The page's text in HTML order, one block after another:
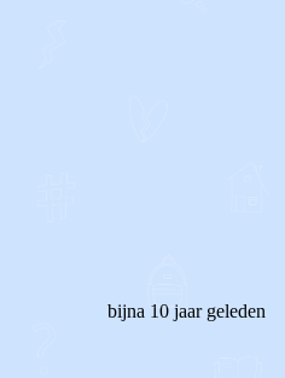
bijna 10 jaar geleden